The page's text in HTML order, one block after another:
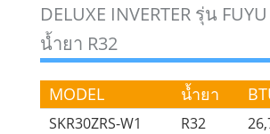
DELUXE INVERTER รุ่น FUYU
น้ำยา R32
MODEL น้ำยา
SKR30ZRS-W1 R32